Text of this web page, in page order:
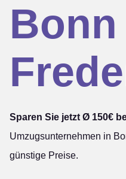
Sparen Sie jetzt Ø 150€
Umzugsunternehmen in
günstige Preise.